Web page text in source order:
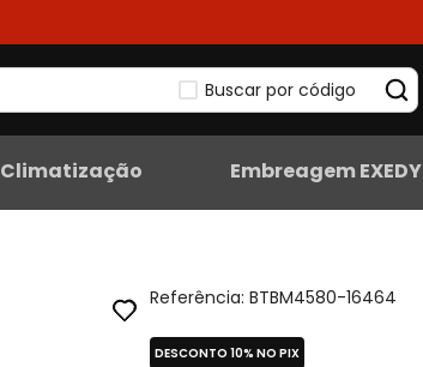
Buscar por código
Climatização Embreagem EXEDY
Referência:BTBM4580-16464
DESCONTO 10% NO PIX